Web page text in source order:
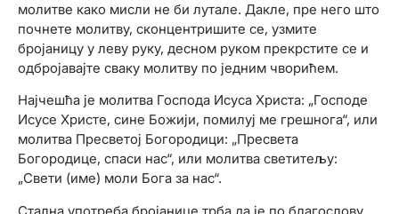
молитве како мисли не би лутале. Дакле, пре него што
почнете молитву, сконцентришите се, узмите
бројаницу у леву руку, десном руком прекрстите се и
одбројавајте сваку молитву по једним чворићем.
Најчешћа је молитва Господа Исуса Христа: „Господе
Исусе Христе, сине Божији, помилуј ме грешнога“, или
молитва Пресветој Богородици: „Пресвета
Богородице, спаси нас“, или молитва светитељу:
„Свети (име) моли Бога за нас“.